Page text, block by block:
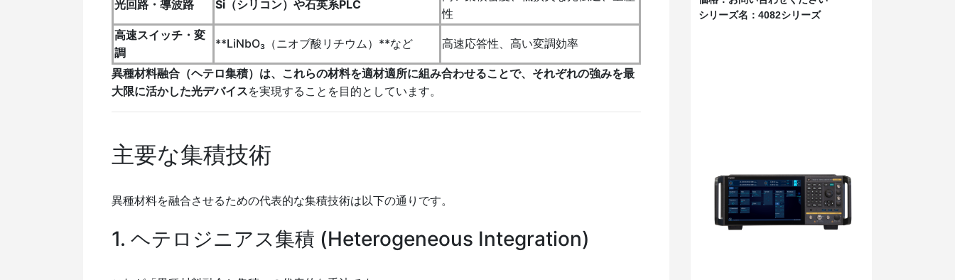
光回路・導波路 Si（シリコン）や石英系PLC
性
高速スイッチ・変
調
**LiNbO₃（ニオブ酸リチウム）**など 高速応答性、高い変調効率
異種材料融合（ヘテロ集積）は、これらの材料を適材適所に組み合わせることで、それぞれの強みを最
大限に活かした光デバイスを実現することを目的としています。
主要な集積技術
異種材料を融合させるための代表的な集積技術は以下の通りです。
1. ヘテロジニアス集積 (Heterogeneous Integration)
シリーズ名： 4082シリーズ